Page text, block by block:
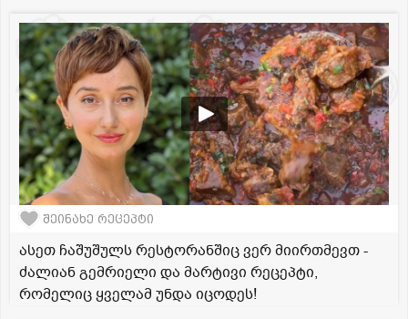
შეინახე რეცეპტი
ასეთ ჩაშუშულს რესტორანშიც ვერ მიირთმევთ -
ძალიან გემრიელი და მარტივი რეცეპტი,
რომელიც ყველამ უნდა იცოდეს!